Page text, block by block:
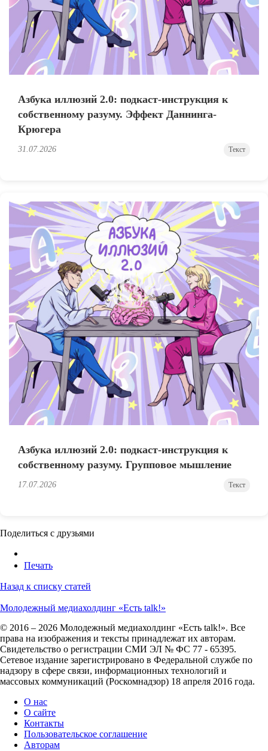
Азбука иллюзий 2.0: подкаст-инструкция к
собственному разуму. Эффект Даннинга-
Крюгера
31.07.2026 Текст
Азбука иллюзий 2.0: подкаст-инструкция к
собственному разуму. Групповое мышление
17.07.2026 Текст
Поделиться с друзьями
Печать
Назад к списку статей
Молодежный медиахолдинг «Есть talk!»
© 2016 – 2026 Молодежный медиахолдинг «Есть talk!». Все
права на изображения и тексты принадлежат их авторам.
Свидетельство о регистрации СМИ ЭЛ № ФС 77 - 65395.
Сетевое издание зарегистрировано в Федеральной службе по
надзору в сфере связи, информационных технологий и
массовых коммуникаций (Роскомнадзор) 18 апреля 2016 года.
О нас
О сайте
Контакты
Пользовательское соглашение
Авторам